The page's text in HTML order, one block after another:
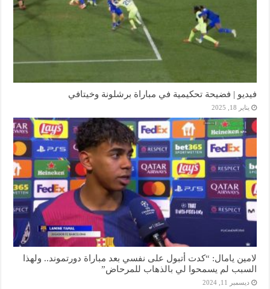
فيديو | فضيحة تحكيمية في مباراة برشلونة وخيتافي
يناير 18, 2025
لامين يامال: “كدت أتبول على نفسي بعد مباراة دورتموند.. ولهذا
السبب لم يسمحوا لي بالذهاب للمرحاض”
ديسمبر 11, 2024